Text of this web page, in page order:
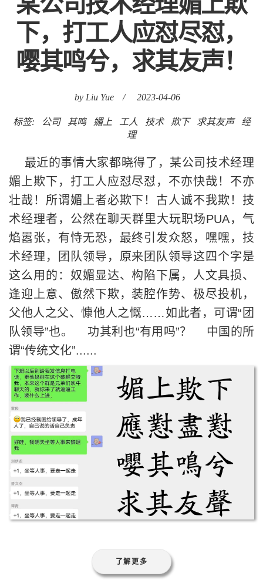
下，打工人应怼尽怼，
嘤其鸣兮，求其友声！
by Liu Yue / 2023-04-06
标签: 公司 其鸣 媚上 工人 技术 欺下 求其友声
经
理
最近的事情大家都晓得了，某公司技术经理
媚上欺下，打工人应怼尽怼，不亦快哉！不亦
壮哉！所谓媚上者必欺下！古人诚不我欺！技
术经理者，公然在聊天群里大玩职场PUA，气
焰嚣张，有恃无恐，最终引发众怒，嘿嘿，技
术经理，团队领导，原来团队领导这四个字是
这么用的：奴媚显达、构陷下属，人文具损、
逢迎上意、傲然下欺，装腔作势、极尽投机，
父他人之父、慷他人之慨……如此者，可谓“团
队领导”也。 功其利也“有用吗”？ 中国的所
谓“传统文化”......
了解更多